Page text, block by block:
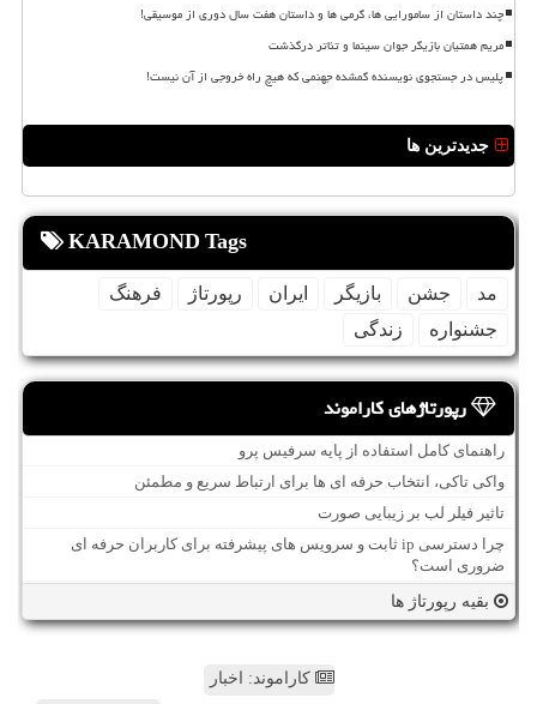
چند داستان از سامورایی ها، گرمی ها و داستان هفت سال دوری از موسیقی!
مریم همتیان بازیگر جوان سینما و تئاتر درگذشت
پلیس در جستجوی نویسنده گمشده جهنمی که هیچ راه خروجی از آن نیست!
جدیدترین ها
KARAMOND Tags
مد جشن بازیگر ایران رپورتاژ
فرهنگ
جشنواره
زندگی
رپورتاژهای کاراموند
راهنمای کامل استفاده از پایه سرفیس پرو
واکی تاکی، انتخاب حرفه ای ها برای ارتباط سریع و مطمئن
تاثیر فیلر لب بر زیبایی صورت
چرا دسترسی ip ثابت و سرویس های پیشرفته برای کاربران حرفه ای
ضروری است؟
بقیه رپورتاژ ها
کاراموند: اخبار